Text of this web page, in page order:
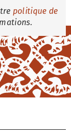
politique de